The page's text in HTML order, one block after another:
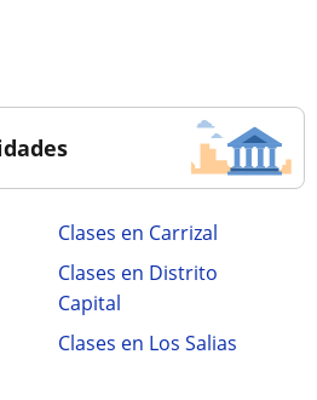
Clases en Carrizal
Clases en Distrito
Capital
Clases en Los Salias